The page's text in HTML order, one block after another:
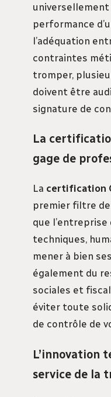
universellement
performance
l’adéquation
contraintes
tromper,
doivent être
signature de
La
gage de
La certification
premier filtre
que l’entreprise
techniques,
mener à bien
également du
sociales et
éviter toute
de contrôle de
L’innovation
service de la